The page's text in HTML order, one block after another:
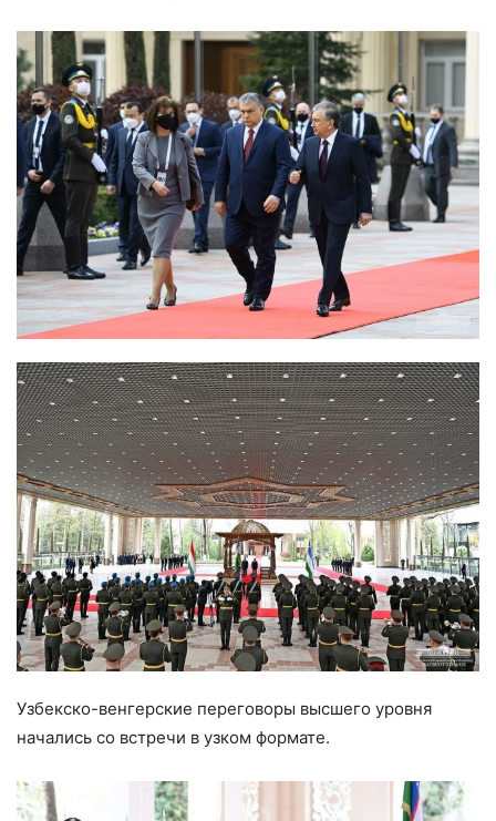
Узбекско-венгерские переговоры высшего уровня
начались со встречи в узком формате.